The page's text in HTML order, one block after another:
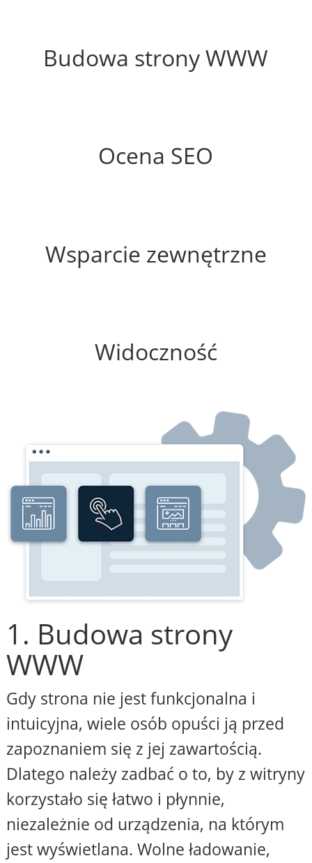
Budowa strony WWW
Ocena SEO
Wsparcie zewnętrzne
Widoczność
1. Budowa strony
WWW
Gdy strona nie jest funkcjonalna i
intuicyjna, wiele osób opuści ją przed
zapoznaniem się z jej zawartością.
Dlatego należy zadbać o to, by z witryny
korzystało się łatwo i płynnie,
niezależnie od urządzenia, na którym
jest wyświetlana. Wolne ładowanie,